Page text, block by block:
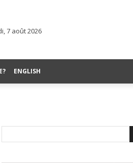
7 août 2026
ENGLISH